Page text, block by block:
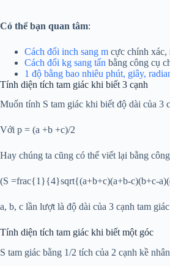
Có thể bạn quan tâm:
Cách đổi inch sang m cực chính xác,
Cách đổi kg sang tấn bằng công cụ
1 độ bằng bao nhiêu phút, giây,
Tính diện tích tam giác khi biết 3 cạnh
Muốn tính S tam giác khi biết độ dài của
Với p = (a +b +c)/2
Hay chúng ta cũng có thể viết lại bằng
(S =frac{1}{4}sqrt{(a+b+c)(a+b-c)(b+c-
a, b, c lần lượt là độ dài của 3 cạnh tam giác
Tính diện tích tam giác khi biết một góc
S tam giác bằng 1/2 tích của 2 cạnh kề